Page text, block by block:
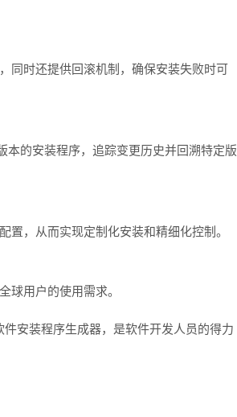
同时还提供回滚机制，确保安装失败时可
的安装程序，追踪变更历史并回溯特定版
置，从而实现定制化安装和精细化控制。
球用户的使用需求。
安装程序生成器，是软件开发人员的得力